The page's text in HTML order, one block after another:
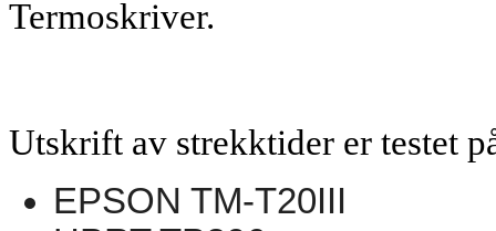
Termoskriver.
Utskrift av strekktider er testet
EPSON TM-T20III